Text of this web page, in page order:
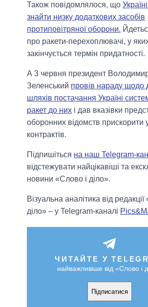
Також повідомлялося, що
знайти низку додаткових засобів
протиповітряної оборони.
про ракети-перехоплювачі, у
закінчується термін придатності.
А 3 червня президент
Зеленський провів нараду щодо
шляхів постачання Україні
ракет до них і дав вказівки
оборонних відомств прискорити
контрактів.
Підпишіться на наш Telegram-
відстежувати найцікавіші та
новини «Слово і діло».
Візуальна аналітика від
діло» – у Telegram-каналі
ЧИТАЙТЕ У
найважливіше від «Слово і
Підписатися